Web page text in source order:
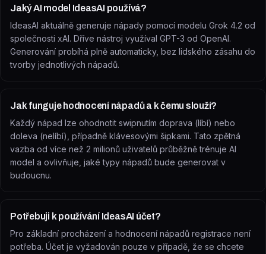
Jaký AI model IdeasAI používá?
IdeasAI aktuálně generuje nápady pomocí modelu Grok 4.2 od
společnosti xAI. Dříve nástroj využíval GPT-3 od OpenAI.
Generování probíhá plně automaticky, bez lidského zásahu do
tvorby jednotlivých nápadů.
Jak funguje hodnocení nápadů a k čemu slouží?
Každý nápad lze ohodnotit swipnutím doprava (líbí) nebo
doleva (nelíbí), případně klávesovými šipkami. Tato zpětná
vazba od více než 2 milionů uživatelů průběžně trénuje AI
model a ovlivňuje, jaké typy nápadů bude generovat v
budoucnu.
Potřebuji k používání IdeasAI účet?
Pro základní procházení a hodnocení nápadů registrace není
potřeba. Účet je vyžadován pouze v případě, že se chcete